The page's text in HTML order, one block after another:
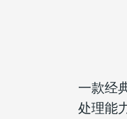
一款经
处理能